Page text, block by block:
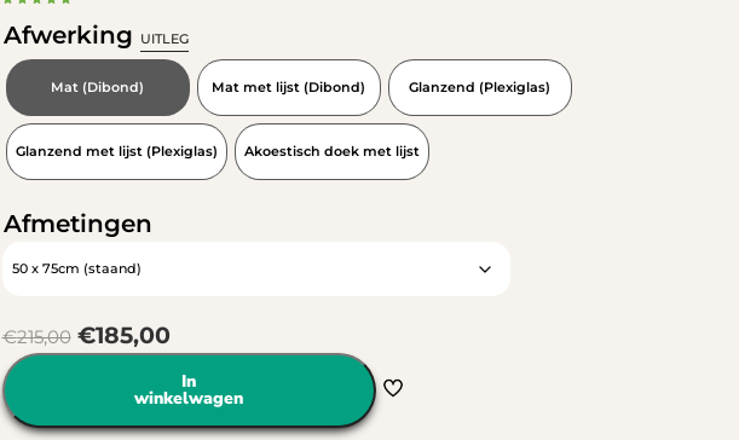
Afwerking UITLEG
Mat (Dibond) Mat met lijst (Dibond) Glanzend (Plexiglas)
Glanzend met lijst (Plexiglas) Akoestisch doek met lijst
Afmetingen
€215,00 €185,00
In
winkelwagen